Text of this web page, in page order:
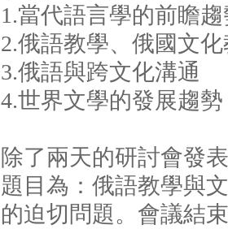
1.當代語言學的前瞻
2.俄語教學、俄國文
3.俄語與跨文化溝通
4.世界文學的發展趨
除了兩天的研討會發
題目為：俄語教學與
的迫切問題。會議結